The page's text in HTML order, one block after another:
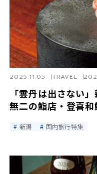
「雲丹は出さない
無二の鮨店・登喜
2025.11.05 TRAVEL
新潟 国内旅行特集